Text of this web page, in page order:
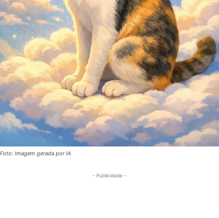
Foto: Imagem gerada por IA
- Publicidade -